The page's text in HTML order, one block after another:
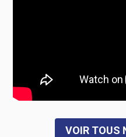
VOIR TOUS